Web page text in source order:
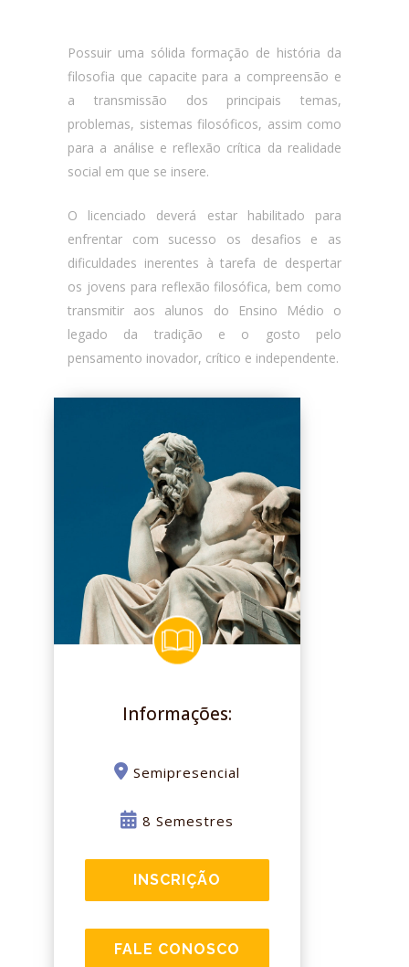
Possuir uma sólida formação de história da
filosofia que capacite para a compreensão e
a transmissão dos principais temas,
problemas, sistemas filosóficos, assim como
para a análise e reflexão crítica da realidade
social em que se insere.
O licenciado deverá estar habilitado para
enfrentar com sucesso os desafios e as
dificuldades inerentes à tarefa de despertar
os jovens para reflexão filosófica, bem como
transmitir aos alunos do Ensino Médio o
legado da tradição e o gosto pelo
pensamento inovador, crítico e independente.
Informações:
Semipresencial
8 Semestres
INSCRIÇÃO
FALE CONOSCO